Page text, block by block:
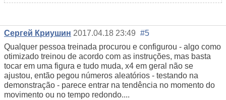
Сергей Криушин 2017.04.18 23:49 #5
Qualquer pessoa treinada procurou e configurou - algo como
otimizado treinou de acordo com as instruções, mas basta
tocar em uma figura e tudo muda, x4 em geral não se
ajustou, então pegou números aleatórios - testando na
demonstração - parece entrar na tendência no momento do
movimento ou no tempo redondo....